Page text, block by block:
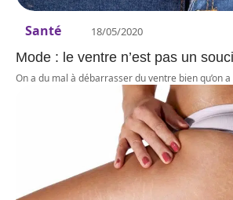
Santé 18/05/2020
Mode : le ventre n’est pas un
On a du mal à débarrasser du ventre bien qu’on a